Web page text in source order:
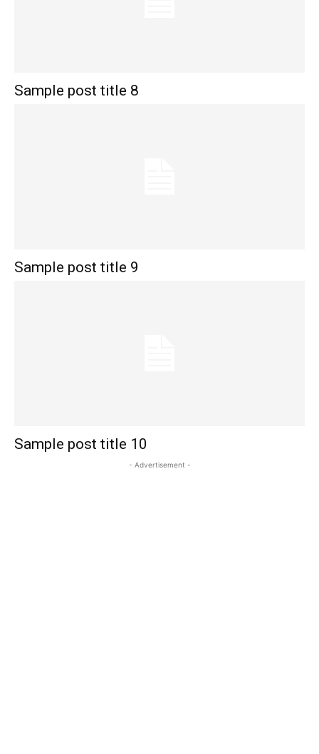
Sample post title 8
Sample post title 9
Sample post title 10
- Advertisement -